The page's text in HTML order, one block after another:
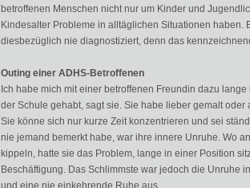
betroffenen Menschen nicht nur um Kinder und
Kindesalter Probleme in alltäglichen Situationen
diesbezüglich nie diagnostiziert, denn das
Outing einer ADHS-Betroffenen
Ich habe mich mit einer betroffenen Freundin dazu
der Schule gehabt, sagt sie. Sie habe lieber gemalt
Sie könne sich nur kurze Zeit konzentrieren und sei
nie jemand bemerkt habe, war ihre innere Unruhe. Wo
kippeln, hatte sie das Problem, lange in einer Position
Beschäftigung. Das Schlimmste war jedoch die Unruhe